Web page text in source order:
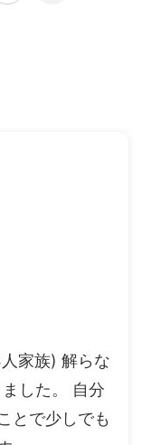
家族) 解らな
した。 自分
とで少しでも